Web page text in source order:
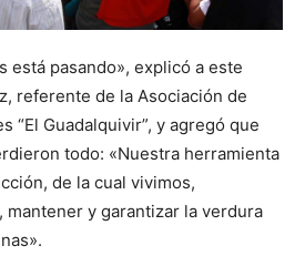
está pasando», explicó a este
referente de la Asociación de
“El Guadalquivir”, y agregó que
todo: «Nuestra herramienta
de la cual vivimos,
mantener y garantizar la verdura